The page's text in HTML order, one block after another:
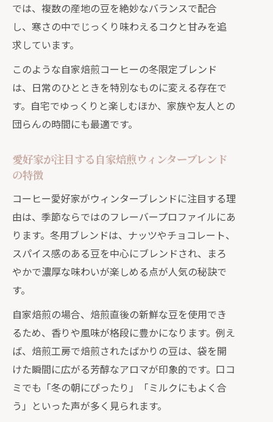
では、複数の産地の豆を絶妙なバランスで配合
し、寒さの中でじっくり味わえるコクと甘みを追
求しています。
このような自家焙煎コーヒーの冬限定ブレンド
は、日常のひとときを特別なものに変える存在で
す。自宅でゆっくりと楽しむほか、家族や友人との
団らんの時間にも最適です。
愛好家が注目する自家焙煎ウィンターブレンド
の特徴
コーヒー愛好家がウィンターブレンドに注目する理
由は、季節ならではのフレーバープロファイルにあ
ります。冬用ブレンドは、ナッツやチョコレート、
スパイス感のある豆を中心にブレンドされ、まろ
やかで濃厚な味わいが楽しめる点が人気の秘訣で
す。
自家焙煎の場合、焙煎直後の新鮮な豆を使用でき
るため、香りや風味が格段に豊かになります。例え
ば、焙煎工房で焙煎されたばかりの豆は、袋を開
けた瞬間に広がる芳醇なアロマが印象的です。口コ
ミでも「冬の朝にぴったり」「ミルクにもよく合
う」といった声が多く見られます。